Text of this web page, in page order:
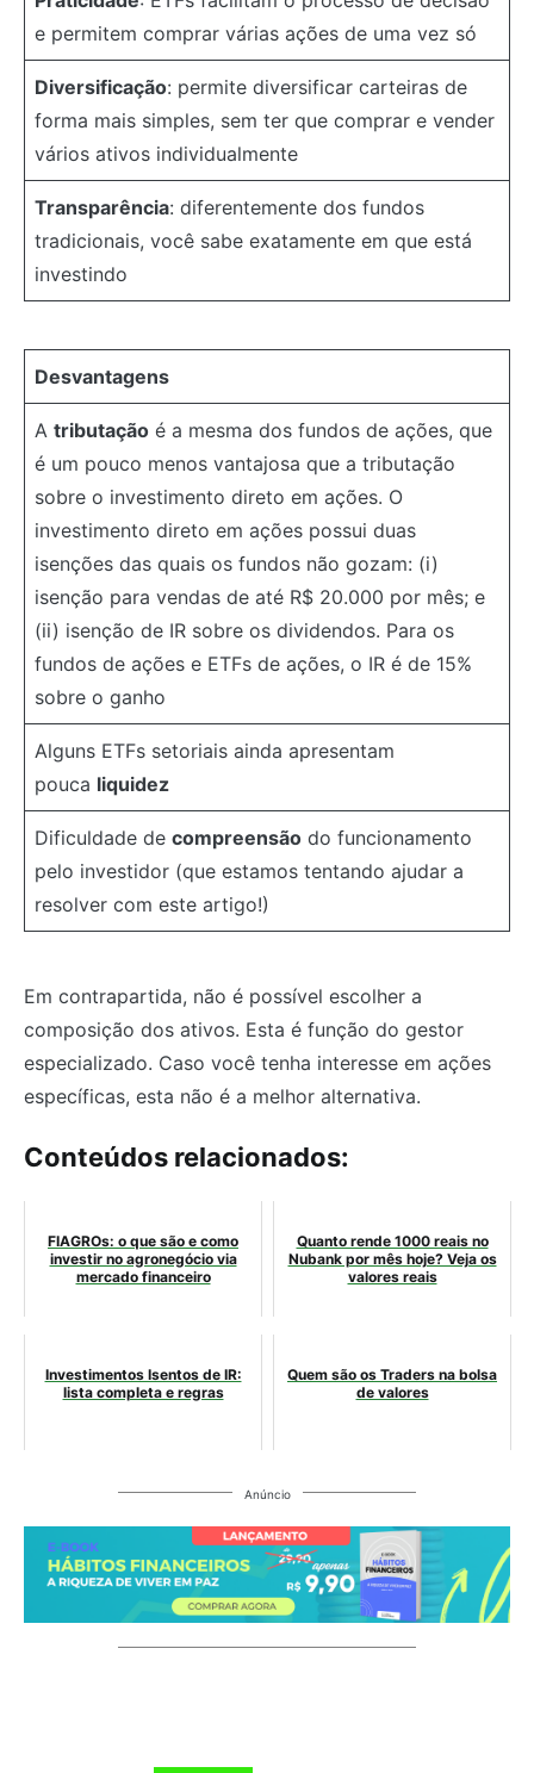
e permitem comprar várias ações de uma vez só
Diversificação: permite diversificar carteiras de
forma mais simples, sem ter que comprar e vender
vários ativos individualmente
Transparência: diferentemente dos fundos
tradicionais, você sabe exatamente em que está
investindo
Desvantagens
A tributação é a mesma dos fundos de ações, que
é um pouco menos vantajosa que a tributação
sobre o investimento direto em ações. O
investimento direto em ações possui duas
isenções das quais os fundos não gozam: (i)
isenção para vendas de até R$ 20.000 por mês; e
(ii) isenção de IR sobre os dividendos. Para os
fundos de ações e ETFs de ações, o IR é de 15%
sobre o ganho
Alguns ETFs setoriais ainda apresentam
pouca liquidez
Dificuldade de compreensão do funcionamento
pelo investidor (que estamos tentando ajudar a
resolver com este artigo!)
Em contrapartida, não é possível escolher a
composição dos ativos. Esta é função do gestor
especializado. Caso você tenha interesse em ações
específicas, esta não é a melhor alternativa.
Conteúdos relacionados:
FIAGROs: o que são e como
investir no agronegócio via
mercado financeiro
Quanto rende 1000 reais no
Nubank por mês hoje? Veja os
valores reais
Investimentos Isentos de IR:
lista completa e regras
Quem são os Traders na bolsa
de valores
Anúncio